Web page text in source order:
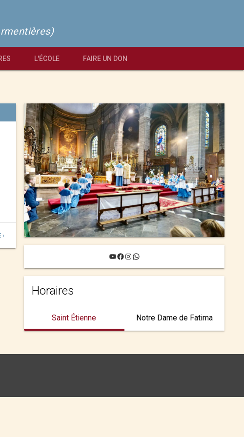
L'ÉCOLE FAIRE UN DON
›
YouTube
Facebook
Instagram
WhatsApp
Horaires
Saint Étienne Notre Dame de Fatima